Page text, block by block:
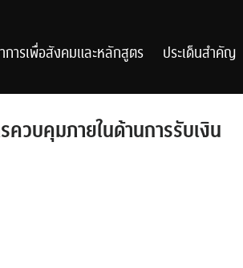
การเพื่อสังคมและหลักสูตร ประเด็นสำคัญ
ควบคุมภายในด้านการรับเงิน